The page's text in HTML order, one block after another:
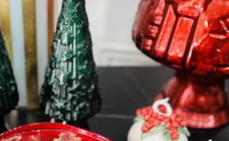
Millions of people around the
visit Envato to buy and
creative assets, use smart
templates, learn
skills or even hire
freelancers. With an industry-
leading marketplace paired
an unlimited subscription